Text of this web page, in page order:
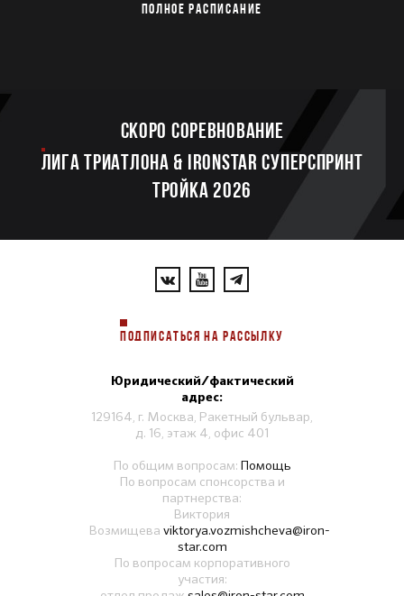
ПОЛНОЕ РАСПИСАНИЕ
Скоро соревнование
ЛИГА ТРИАТЛОНА & IRONSTAR СУПЕРСПРИНТ
ТРОЙКА 2026
ПОДПИСАТЬСЯ НА РАССЫЛКУ
Юридический/фактический
адрес:
129164, г. Москва, Ракетный бульвар,
д. 16, этаж 4, офис 401
По общим вопросам: Помощь
По вопросам спонсорства и
партнерства:
Виктория
Возмищева viktorya.vozmishcheva@iron-
star.com
По вопросам корпоративного
участия: